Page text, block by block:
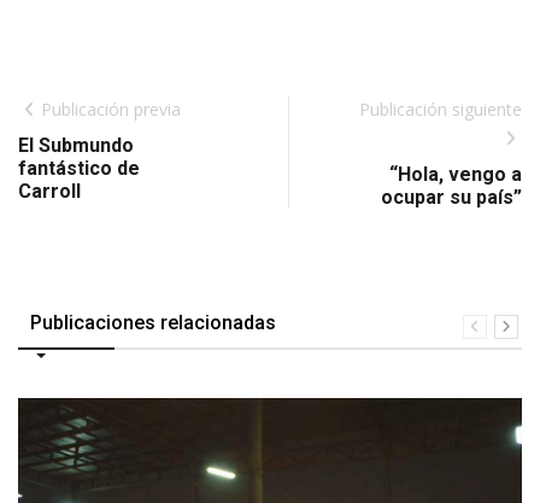
Publicación previa
El Submundo
fantástico de
Carroll
Publicación siguiente
“Hola, vengo a
ocupar su país”
Publicaciones relacionadas